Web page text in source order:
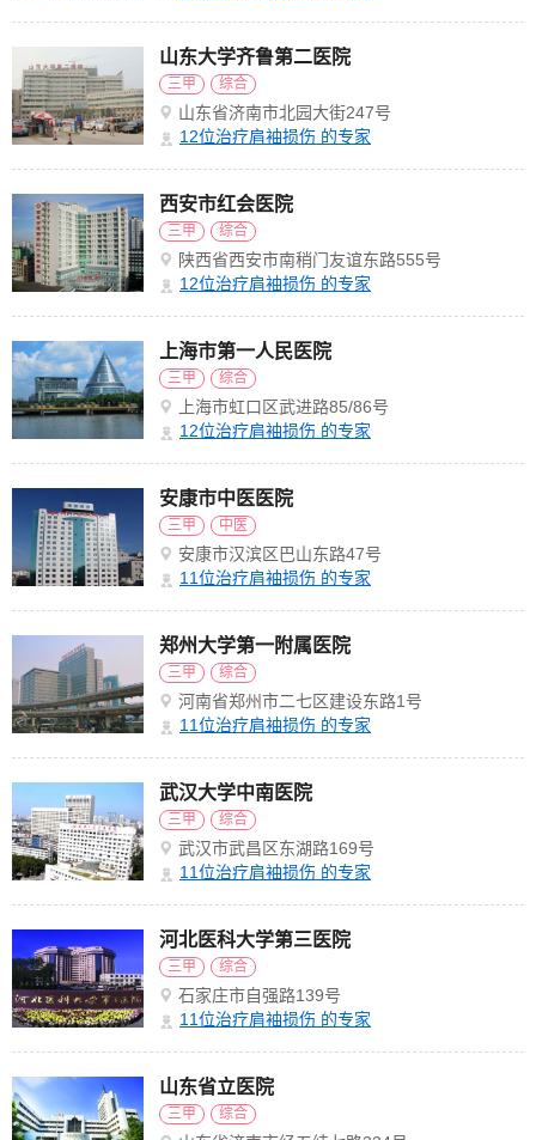
山东大学齐鲁第二医院
三甲 综合
山东省济南市北园大街247号
12位治疗肩袖损伤 的专家
西安市红会医院
三甲 综合
陕西省西安市南稍门友谊东路555号
12位治疗肩袖损伤 的专家
上海市第一人民医院
三甲 综合
上海市虹口区武进路85/86号
12位治疗肩袖损伤 的专家
安康市中医医院
三甲 中医
安康市汉滨区巴山东路47号
11位治疗肩袖损伤 的专家
郑州大学第一附属医院
三甲 综合
河南省郑州市二七区建设东路1号
11位治疗肩袖损伤 的专家
武汉大学中南医院
三甲 综合
武汉市武昌区东湖路169号
11位治疗肩袖损伤 的专家
河北医科大学第三医院
三甲 综合
石家庄市自强路139号
11位治疗肩袖损伤 的专家
山东省立医院
三甲 综合